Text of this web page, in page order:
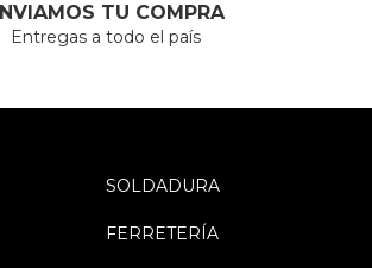
TU COMPRA
Entregas a todo el país
SOLDADURA
FERRETERÍA